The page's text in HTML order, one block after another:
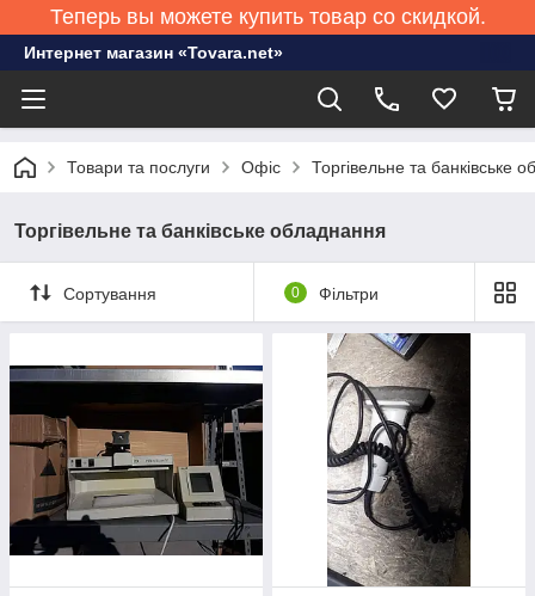
Теперь вы можете купить товар со скидкой.
Интернет магазин «Tovara.net»
Товари та послуги Офіс Торгівельне та банківське
Торгівельне та банківське обладнання
Сортування 0 Фільтри